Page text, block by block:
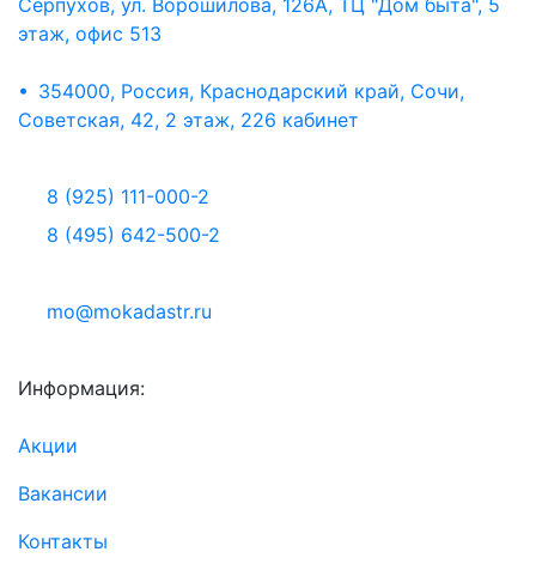
этаж, офис 513
• 354000, Россия, Краснодарский край, Сочи,
Советская, 42, 2 этаж, 226 кабинет
8 (925) 111-000-2
8 (495) 642-500-2
mo@mokadastr.ru
Информация:
Акции
Вакансии
Контакты